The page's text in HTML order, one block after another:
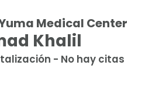
Medical Center
Khalil
- No hay citas